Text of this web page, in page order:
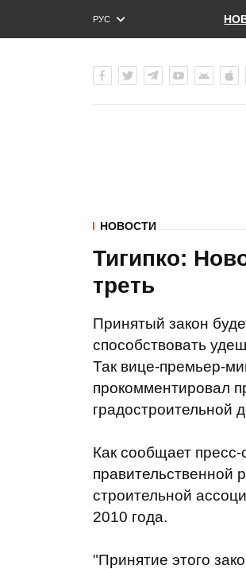
РУС
ENG
НОВОСТИ
Тигипко:
треть
Принятый закон
способствовать
Так вице-премьер-
прокомментировал
градостроительной
Как сообщает
правительственной
строительной
2010 года.
"Принятие этого